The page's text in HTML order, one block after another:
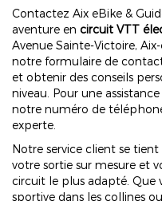
Contactez Aix eBike &
aventure en circuit VTT
Avenue Sainte-Victoire,
notre formulaire de
et obtenir des conseils
niveau. Pour une
notre numéro de
experte.
Notre service client se
votre sortie sur mesure et
circuit le plus adapté. Que
sportive dans les collines